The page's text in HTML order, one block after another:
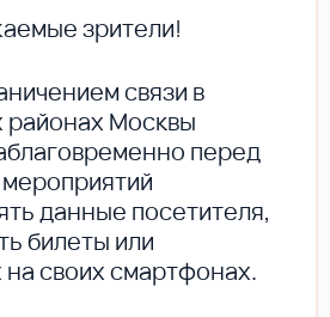
зрители!
связи в
районах Москвы
перед
данные посетителя,
билеты или
на своих смартфонах.